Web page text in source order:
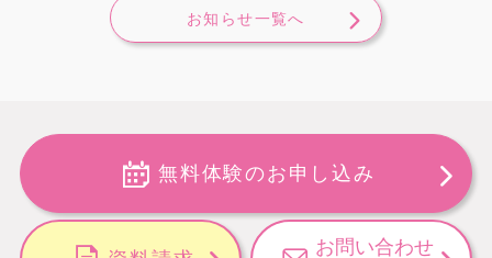
お知らせ一覧へ
無料体験のお申し込み
お問い合わせ